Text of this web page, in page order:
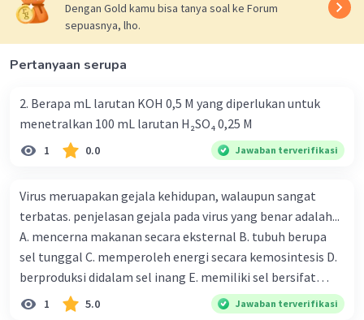
Dengan Gold kamu bisa tanya soal ke Forum
sepuasnya, lho.
Pertanyaan serupa
2. Berapa mL larutan KOH 0,5 M yang diperlukan untuk
menetralkan 100 mL larutan H₂SO₄ 0,25 M
1 0.0 Jawaban terverifikasi
Virus meruapakan gejala kehidupan, walaupun sangat
terbatas. penjelasan gejala pada virus yang benar adalah...
A. mencerna makanan secara eksternal B. tubuh berupa
sel tunggal C. memperoleh energi secara kemosintesis D.
berproduksi didalam sel inang E. memiliki sel bersifat
prokariotik
1 5.0 Jawaban terverifikasi